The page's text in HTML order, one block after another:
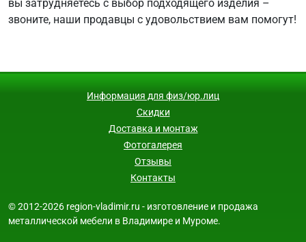
вы затрудняетесь с выбор подходящего изделия –
звоните, наши продавцы с удовольствием вам помогут!
Информация для физ/юр.лиц
Скидки
Доставка и монтаж
Фотогалерея
Отзывы
Контакты
© 2012-2026 region-vladimir.ru - изготовление и продажа
металлической мебели в Владимире и Муроме.